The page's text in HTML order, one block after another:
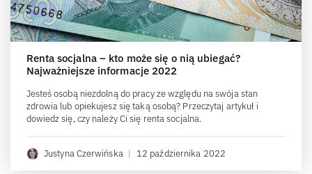
Renta socjalna – kto może się o nią ubiegać?
Najważniejsze informacje 2022
Jesteś osobą niezdolną do pracy ze względu na swója stan
zdrowia lub opiekujesz się taką osobą? Przeczytaj artykuł i
dowiedz się, czy należy Ci się renta socjalna.
Justyna Czerwińska | 12 października 2022